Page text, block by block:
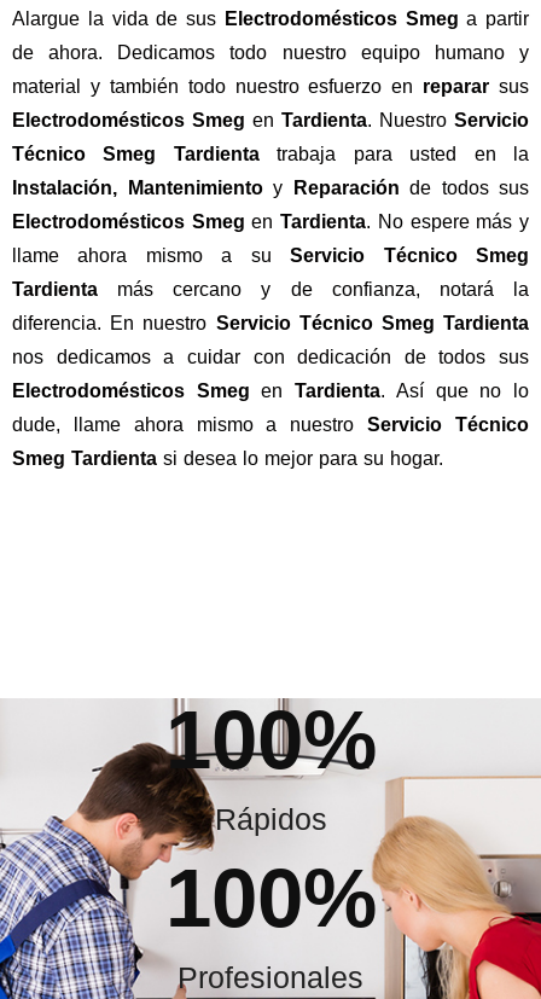
Alargue la vida de sus Electrodomésticos Smeg a partir
de ahora. Dedicamos todo nuestro equipo humano y
material y también todo nuestro esfuerzo en reparar sus
Electrodomésticos Smeg en Tardienta. Nuestro Servicio
Técnico Smeg Tardientatrabaja para usted en la
Instalación, Mantenimientoy Reparación de todos sus
Electrodomésticos Smeg enTardienta. No espere más y
llame ahora mismo a suServicio Técnico Smeg
Tardienta más cercano y de confianza, notará la
diferencia. En nuestro Servicio Técnico Smeg Tardienta
nos dedicamos a cuidar con dedicación de todos sus
Electrodomésticos Smeg enTardienta. Así que no lo
dude, llame ahora mismo a nuestroServicio Técnico
Smeg Tardienta si desea lo mejor para su hogar.
Rápidos
100%
Profesionales
100%